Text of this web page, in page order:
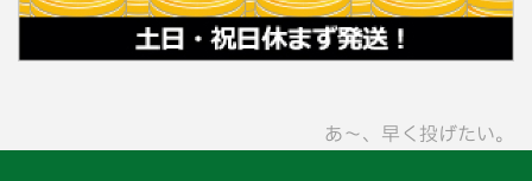
あ〜、早く投げたい。